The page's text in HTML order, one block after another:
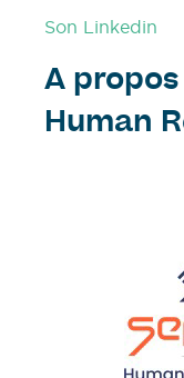
Son Linkedin
A
Human